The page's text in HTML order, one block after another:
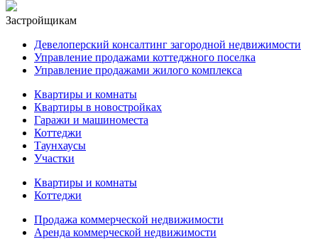
Застройщикам
Девелоперский консалтинг загородной недвижимости
Управление продажами коттеджного поселка
Управление продажами жилого комплекса
Квартиры и комнаты
Квартиры в новостройках
Гаражи и машиноместа
Коттеджи
Таунхаусы
Участки
Квартиры и комнаты
Коттеджи
Продажа коммерческой недвижимости
Аренда коммерческой недвижимости